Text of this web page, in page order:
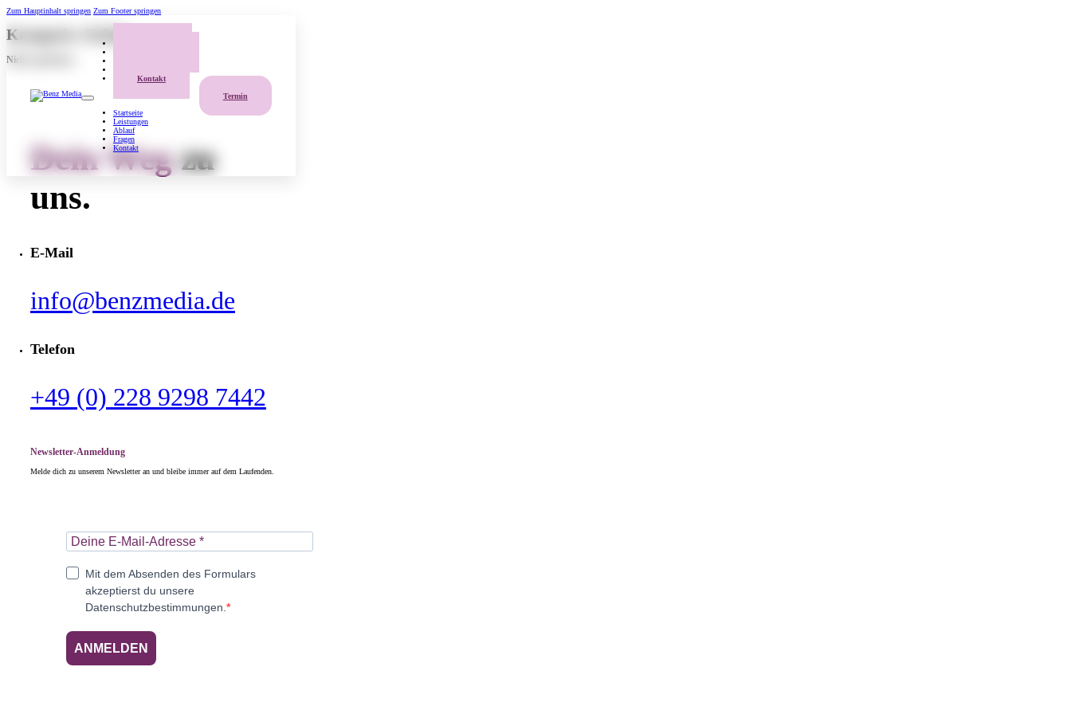
Zum Hauptinhalt springen Zum Footer springen
Kontakt
Startseite
Leistungen
Ablauf
Fragen
Kontakt
Termin
Kategorie:
Nichts gefunden.
Dein Wegzu
uns.
E-Mail
info@benzmedia.de
Telefon
+49 (0) 228 9298 7442
Newsletter-Anmeldung
Melde dich zu unserem Newsletter an und bleibe immer auf dem Laufenden.
Mit dem Absenden des Formulars
akzeptierst du unsere
Datenschutzbestimmungen.
ANMELDEN